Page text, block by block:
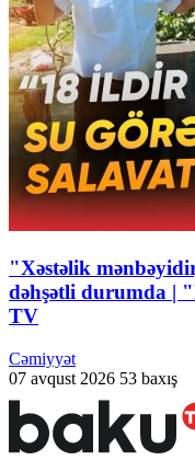
"Xəstəlik
dəhşətli durumda |
TV
Cəmiyyət
07 avqust 2026 53 baxış